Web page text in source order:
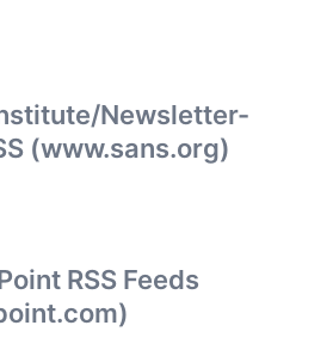
Newsletter-
(www.sans.org)
RSS Feeds